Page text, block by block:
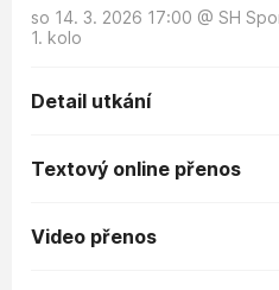
so 14. 3. 2026 17:00 @ SH
1. kolo
Detail utkání
Textový online přenos
Video přenos